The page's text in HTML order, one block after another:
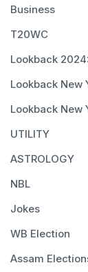
Business
T20WC
Lookback
Lookback New
Lookback New
UTILITY
ASTROLOGY
NBL
Jokes
WB Election
Assam